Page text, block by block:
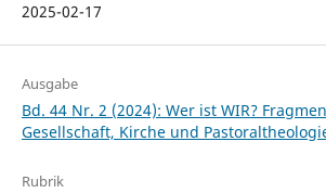
2025-02-17
Ausgabe
Bd. 44 Nr. 2 (2024): Wer ist WIR?
Gesellschaft, Kirche und
Rubrik